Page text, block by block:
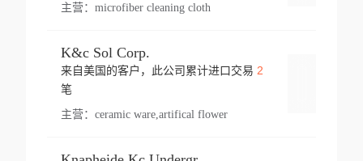
主营： microfiber cleaning cloth
K&c Sol Corp.
来自美国的客户，此公司累计进口交易 2
笔
主营： ceramic ware,artifical flower